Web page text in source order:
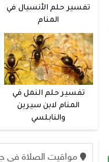
تفسير حلم الأنسيال في
المنام
تفسير حلم النمل في
المنام لابن سيرين
والنابلسي